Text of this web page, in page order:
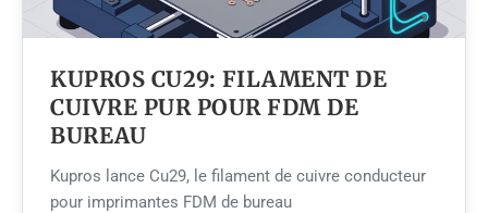
KUPROS CU29: FILAMENT DE
CUIVRE PUR POUR FDM DE
BUREAU
Kupros lance Cu29, le filament de cuivre conducteur
pour imprimantes FDM de bureau